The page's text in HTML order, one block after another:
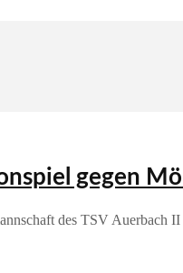
gegen
des TSV